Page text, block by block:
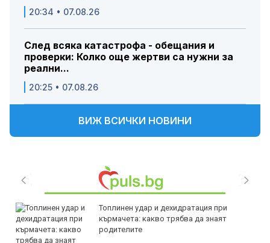
20:34 • 07.08.26
След всяка катастрофа - обещания и
проверки: Колко още жертви са нужни за
реални...
20:25 • 07.08.26
ВИЖ ВСИЧКИ НОВИНИ
Топлинен удар и дехидратация при
кърмачета: какво трябва да знаят
родителите